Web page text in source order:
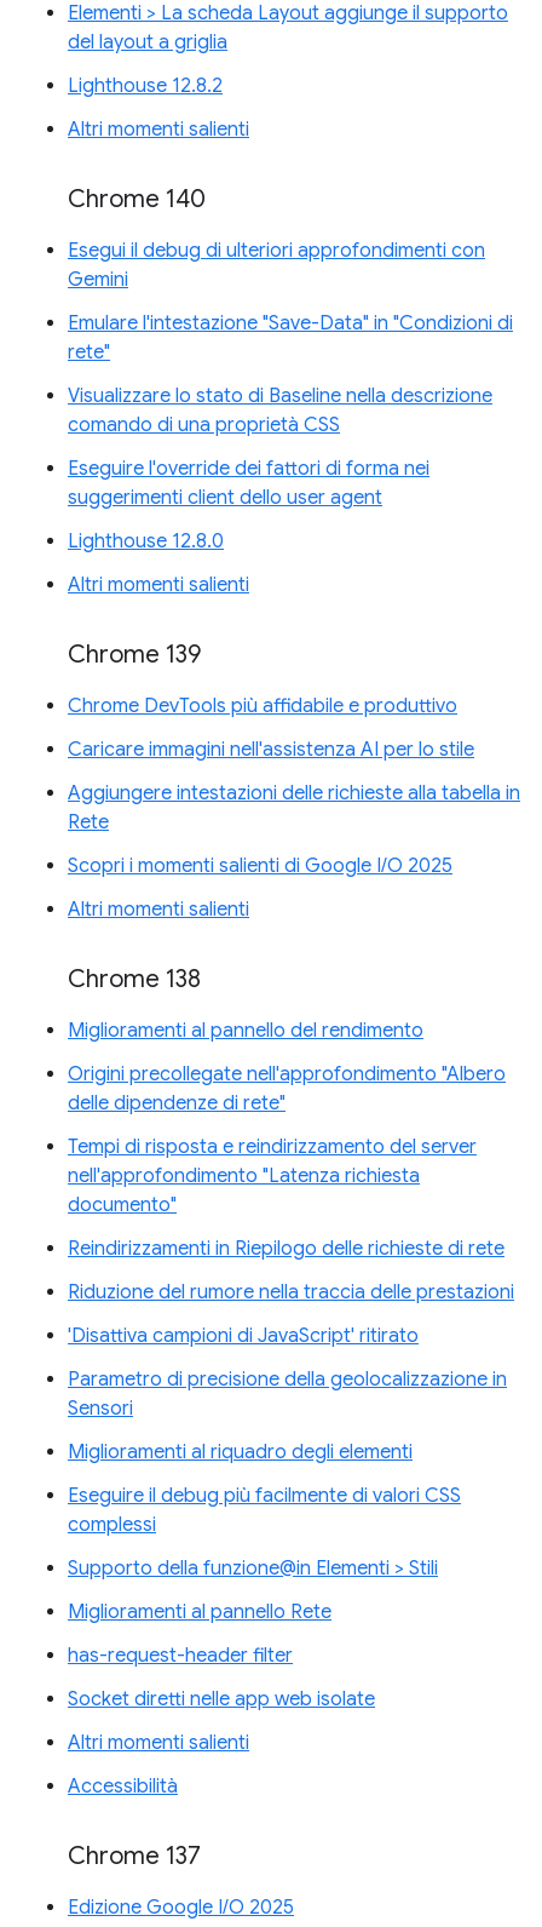
Elementi > La scheda Layout aggiunge il supporto
del layout a griglia
Lighthouse 12.8.2
Altri momenti salienti
Chrome 140
Esegui il debug di ulteriori approfondimenti con
Gemini
Emulare l'intestazione "Save-Data" in "Condizioni di
rete"
Visualizzare lo stato di Baseline nella descrizione
comando di una proprietà CSS
Eseguire l'override dei fattori di forma nei
suggerimenti client dello user agent
Lighthouse 12.8.0
Altri momenti salienti
Chrome 139
Chrome DevTools più affidabile e produttivo
Caricare immagini nell'assistenza AI per lo stile
Aggiungere intestazioni delle richieste alla tabella in
Rete
Scopri i momenti salienti di Google I/O 2025
Altri momenti salienti
Chrome 138
Miglioramenti al pannello del rendimento
Origini precollegate nell'approfondimento "Albero
delle dipendenze di rete"
Tempi di risposta e reindirizzamento del server
nell'approfondimento "Latenza richiesta
documento"
Reindirizzamenti in Riepilogo delle richieste di rete
Riduzione del rumore nella traccia delle prestazioni
'Disattiva campioni di JavaScript' ritirato
Parametro di precisione della geolocalizzazione in
Sensori
Miglioramenti al riquadro degli elementi
Eseguire il debug più facilmente di valori CSS
complessi
Supporto della funzione@in Elementi > Stili
Miglioramenti al pannello Rete
has-request-header filter
Socket diretti nelle app web isolate
Altri momenti salienti
Accessibilità
Chrome 137
Edizione Google I/O 2025